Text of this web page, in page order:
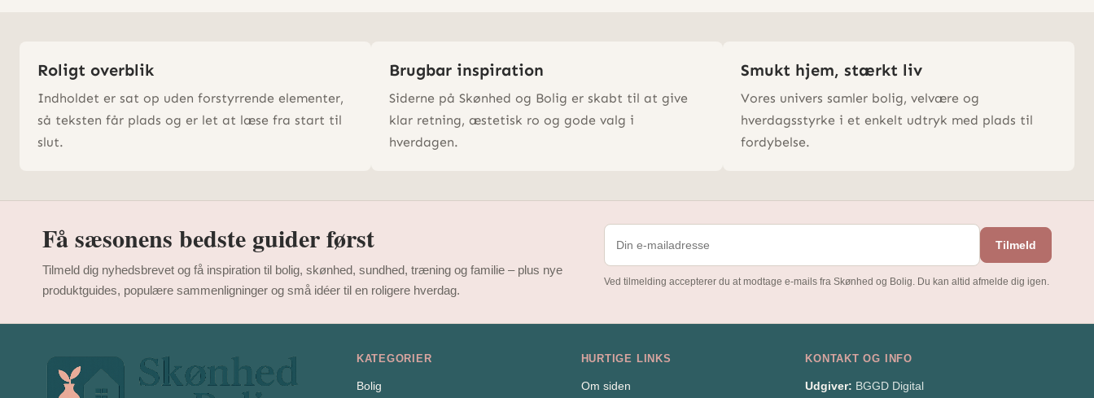
Roligt overblik
Indholdet er sat op uden forstyrrende elementer,
så teksten får plads og er let at læse fra start til
slut.
Brugbar inspiration
Siderne på Skønhed og Bolig er skabt til at give
klar retning, æstetisk ro og gode valg i
hverdagen.
Smukt hjem, stærkt liv
Vores univers samler bolig, velvære og
hverdagsstyrke i et enkelt udtryk med plads til
fordybelse.
Få sæsonens bedste guider først
Tilmeld dig nyhedsbrevet og få inspiration til bolig, skønhed, sundhed, træning og familie – plus nye
produktguides, populære sammenligninger og små idéer til en roligere hverdag.
Tilmeld
Ved tilmelding accepterer du at modtage e-mails fra Skønhed og Bolig. Du kan altid afmelde dig igen.
KATEGORIER
Bolig
HURTIGE LINKS
Om siden
KONTAKT OG INFO
Udgiver: BGGD Digital